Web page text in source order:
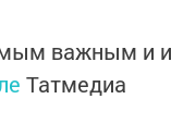
важным и
Татмедиа